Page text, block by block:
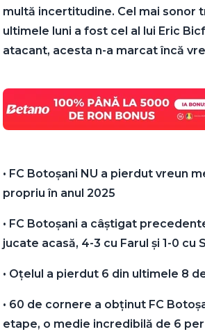
multă incertitudine. Cel mai sonor
ultimele luni a fost cel al lui Eric
atacant, acesta n-a marcat încă
• FC Botoșani NU a pierdut vreun
propriu în anul 2025
• FC Botoșani a câștigat
jucate acasă, 4-3 cu Farul și 1-0 cu
• Oțelul a pierdut 6 din ultimele 8
• 60 de cornere a obținut FC
etape, o medie incredibilă de 6